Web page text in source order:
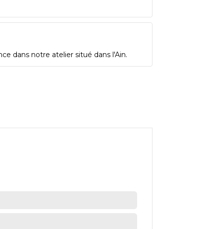
dans notre atelier situé dans l'Ain.